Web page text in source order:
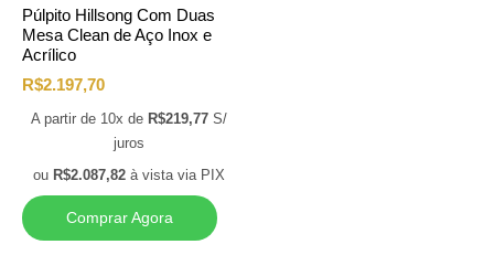
Púlpito Hillsong Com Duas
Mesa Clean de Aço Inox e
Acrílico
R$2.197,70
A partir de 10x de R$219,77 S/
juros
ou R$2.087,82 à vista via PIX
Comprar Agora